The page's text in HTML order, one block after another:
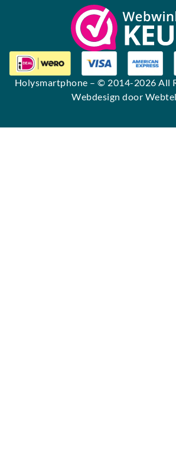
Holysmartphone – © 2014-2026 All
Webdesign door